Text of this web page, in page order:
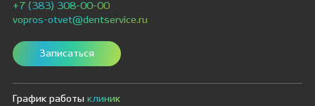
+7 (383) 308-00-00
vopros-otvet@dentservice.ru
Записаться
График работы клиник